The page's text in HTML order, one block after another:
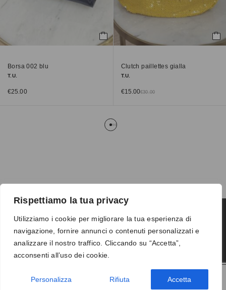
Rispettiamo la tua privacy
Utilizziamo i cookie per migliorare la tua esperienza di
navigazione, fornire annunci o contenuti personalizzati e
analizzare il nostro traffico. Cliccando su “Accetta”,
acconsenti all’uso dei cookie.
Personalizza Rifiuta Accetta
AGGIUNGI AL CARRELLO
Borsa 002 blu
T.U.
€25.00
Clutch paillettes gialla
T.U.
€30.00
€15.00
Termini e condizioni-Privacy-Reso